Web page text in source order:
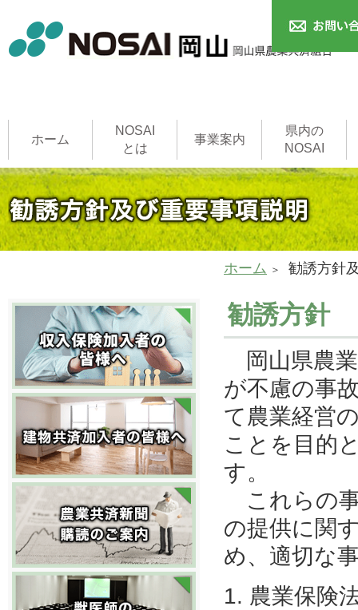
ホーム
NOSAI
とは
事業案内
農作物共済
家畜共済
果樹共済
畑作物共済
園芸施設共済
建物共済
農機具共済
収入保険制度
NOSAI用語集
県内の
NOSAI
本支所
家畜診療所
ホーム 勧誘方針
勧誘方針
岡山県農業
が不慮の事
て農業経営
ことを目的
す。
これらの
の提供に関
め、適切な
農業保険